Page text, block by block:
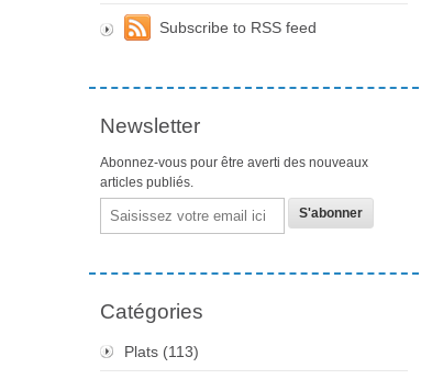
Subscribe to RSS feed
Newsletter
Abonnez-vous pour être averti des nouveaux
articles publiés.
Email
Catégories
Plats (113)